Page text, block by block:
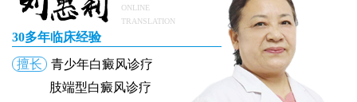
ONLINE
TRANSLATION
30多年临床经验
擅长
青少年白癜风诊疗
肢端型白癜风诊疗